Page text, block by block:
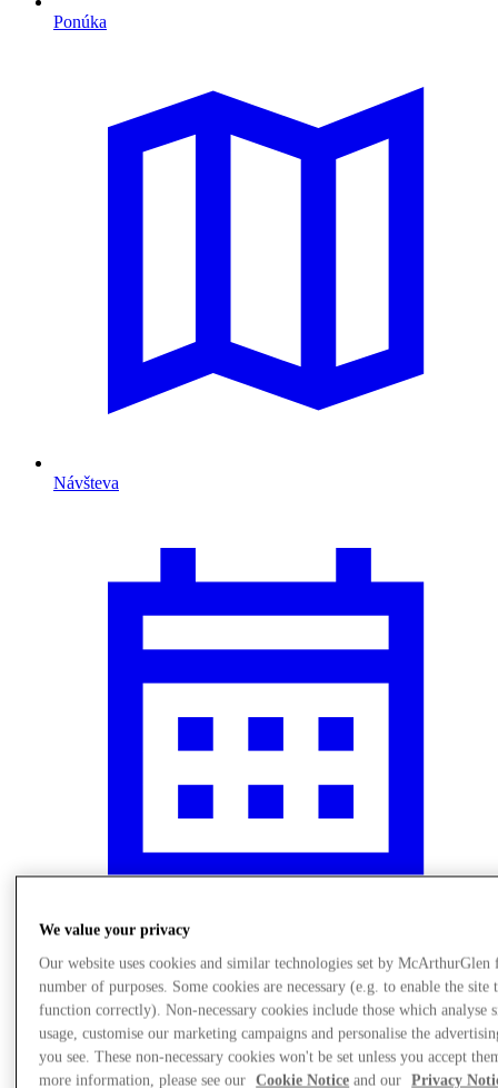
Ponúka
Návšteva
Čo sa deje
We value your privacy
Our website uses cookies and similar technologies set by McArthurGlen
number of purposes. Some cookies are necessary (e.g. to enable the site
function correctly). Non-necessary cookies include those which analyse
usage, customise our marketing campaigns and personalise the
you see. These non-necessary cookies won't be set unless you accept
more information, please see our
Cookie Notice and our Privacy